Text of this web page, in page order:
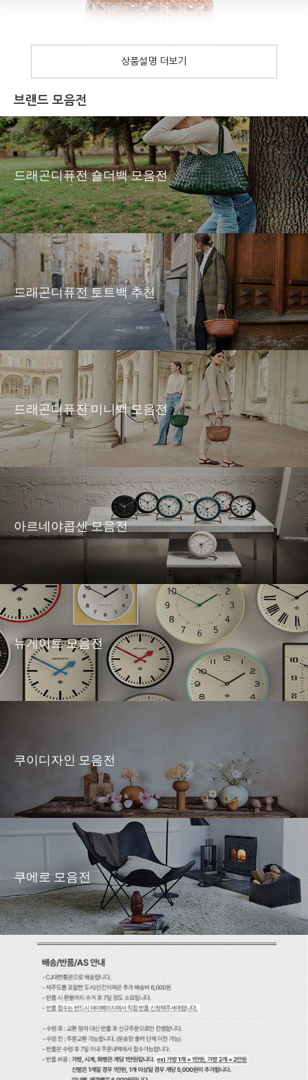
브랜드 모음전
드래곤디퓨전 숄더백 모음전
드래곤디퓨전 토트백 추천
드래곤디퓨전 미니백 모음전
아르네야콥센 모음전
뉴게이트 모음전
쿠이디자인 모음전
쿠에로 모음전